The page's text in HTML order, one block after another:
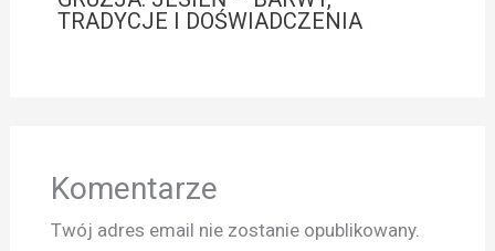
TRADYCJE I DOŚWIADCZENIA
Komentarze
Twój adres email nie zostanie opublikowany.